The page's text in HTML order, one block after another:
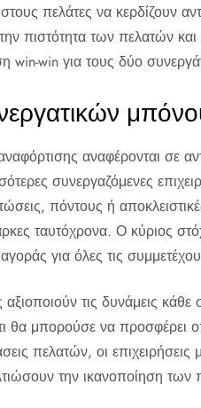
πελάτες να κερδίζουν
πιστότητα των πελατών
win-win για τους δύο
αναφέρονται σε
συνεργαζόμενες
πόντους ή
ταυτόχρονα. Ο κύριος
για όλες τις
τις δυνάμεις
θα μπορούσε να προσφέρει
πελατών, οι επιχειρήσεις
την ικανοποίηση των